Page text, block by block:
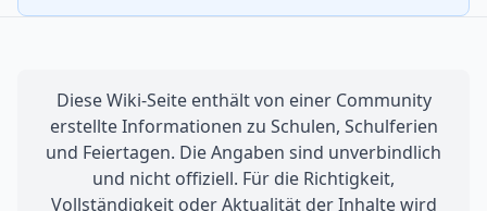
Diese Wiki-Seite enthält von einer Community
erstellte Informationen zu Schulen, Schulferien
und Feiertagen. Die Angaben sind unverbindlich
und nicht offiziell. Für die Richtigkeit,
Vollständigkeit oder Aktualität der Inhalte wird